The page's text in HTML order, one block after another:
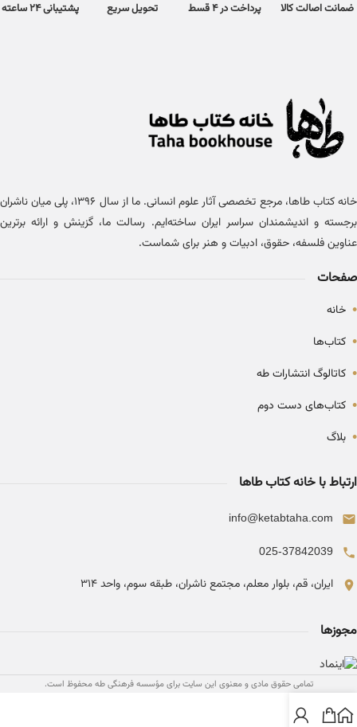
ضمانت اصالت کالا پرداخت در 4 قسط تحویل سریع پشتیبانی 24 ساعته
خانه کتاب طاها، مرجع تخصصی آثار علوم انسانی. ما از سال ۱۳۹۶، پلی میان ناشران
برجسته و اندیشمندان سراسر ایران ساخته‌ایم. رسالت ما، گزینش و ارائه برترین
عناوین فلسفه، حقوق، ادبیات و هنر برای شماست.
صفحات
• خانه
• کتاب‌ها
• کاتالوگ انتشارات طه
• کتاب‌های دست دوم
• بلاگ
ارتباط با خانه کتاب طاها
info@ketabtaha.com
025-37842039
ایران، قم، بلوار معلم، مجتمع ناشران، طبقه سوم، واحد ۳۱۴
مجوزها
تمامی حقوق مادی و معنوی این سایت برای مؤسسه فرهنگی طه محفوظ است.